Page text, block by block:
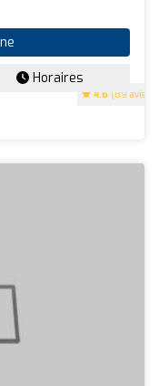
4.6 (89 avis)
Horaires